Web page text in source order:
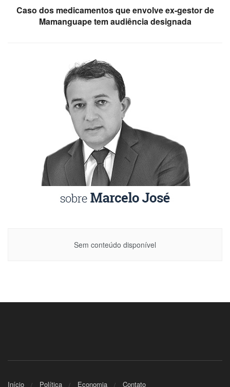
Caso dos medicamentos que envolve ex-gestor de
Mamanguape tem audiência designada
Sem conteúdo disponível
Início Política Economia Contato